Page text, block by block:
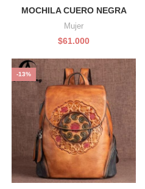
MOCHILA CUERO NEGRA
Mujer
$61.000
-13%